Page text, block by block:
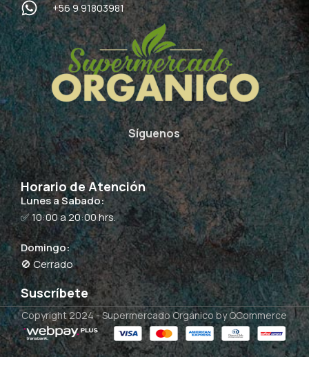
+56 9 91803981
Síguenos
Horario de Atención
Lunes a Sabado:
✅ 10:00 a 20:00 hrs.
Domingo:
🚫 Cerrado
Suscríbete
Copyright 2024 -Supermercado Orgánico by QCommerce